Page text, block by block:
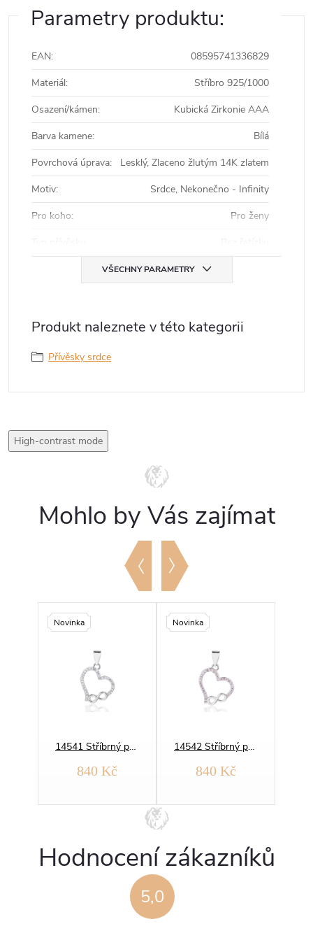
Parametry produktu:
EAN:
08595741336829
Materiál:
Stříbro 925/1000
Osazení/kámen:
Kubická Zirkonie AAA
Barva kamene:
Bílá
Povrchová úprava:
Lesklý, Zlaceno žlutým 14K zlatem
Motiv:
Srdce, Nekonečno - Infinity
Pro koho:
Pro ženy
VŠECHNY PARAMETRY
Produkt naleznete v této kategorii
Přívěsky srdce
High-contrast mode
Mohlo by Vás zajímat
Novinka
14541 Stříbrný přívěsek SRDCE A NEKONEČNO
840 Kč
Novinka
14542 Stříbrný přívěsek SRDCE A NEKONEČNO
840 Kč
5,0
Hodnocení zákazníků